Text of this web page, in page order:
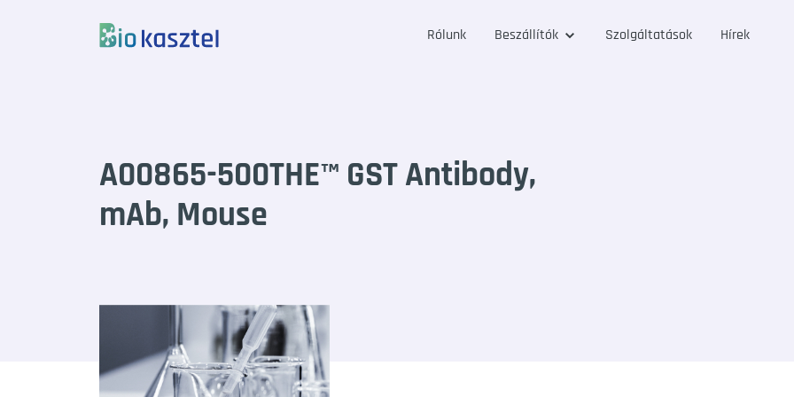
Rólunk Beszállítók Szolgáltatások Hírek
A00865-500THE™ GST Antibody,
mAb, Mouse